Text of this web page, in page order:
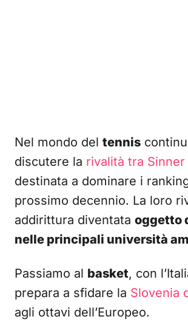
Nel mondo del tennis
discutere la rivalità tra Sinner
destinata a dominare i
prossimo decennio. La loro
addirittura diventata oggetto
nelle principali università
Passiamo al basket, con
prepara a sfidare la Slovenia
agli ottavi dell’Europeo.